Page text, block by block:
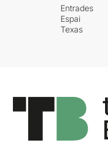
Entrades
Espai
Texas